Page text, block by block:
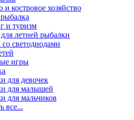
и костровое хозяйство
и туризм
летней рыбалки
светодиодами
игры
для девочек
для малышей
для мальчиков
все...